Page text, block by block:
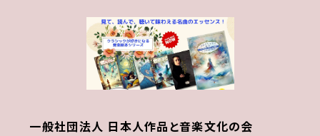
一般社団法人 日本人作品と音楽文化の会